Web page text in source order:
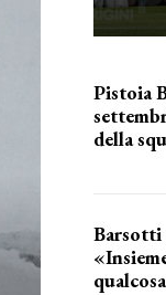
Pistoia
della
Barsotti